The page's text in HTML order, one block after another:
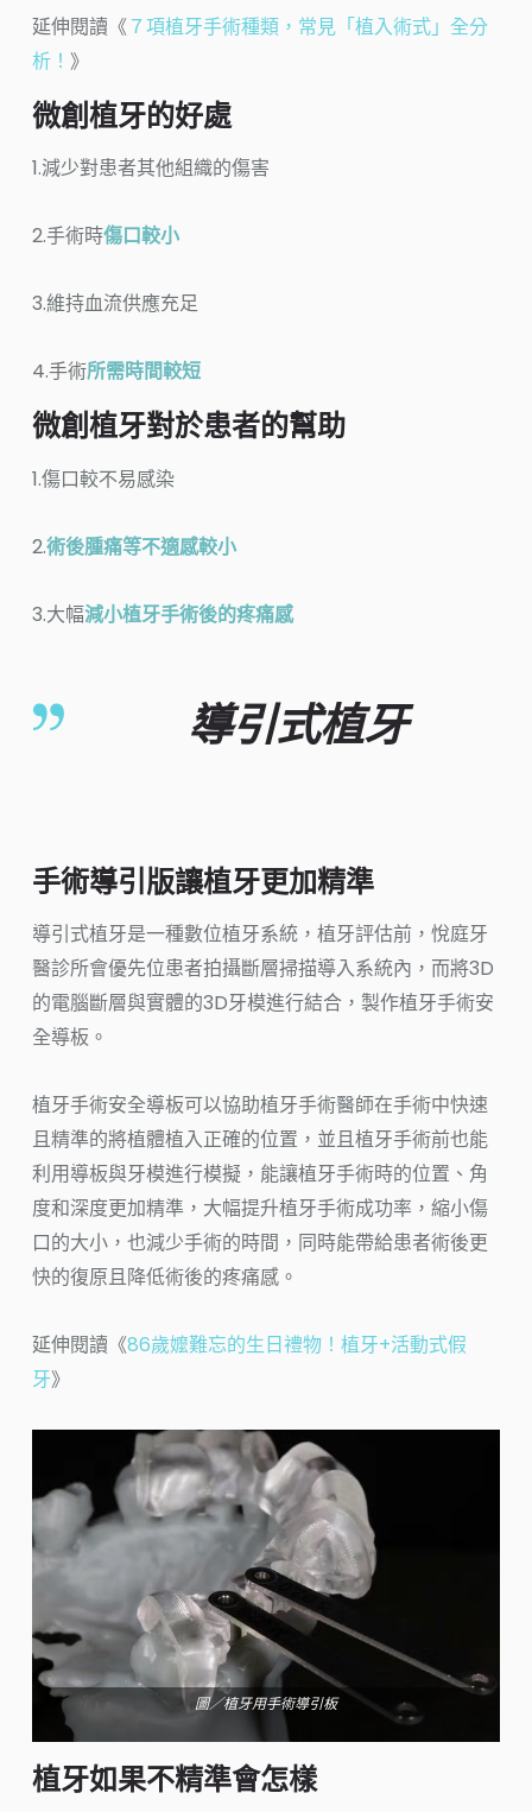
延伸閱讀《７項植牙手術種類，常見「植入術式」全分
析！ 》
微創植牙的好處
1.減少對患者其他組織的傷害
2.手術時傷口較小
3.維持血流供應充足
4.手術所需時間較短
微創植牙對於患者的幫助
1.傷口較不易感染
2.術後腫痛等不適感較小
3.大幅減小植牙手術後的疼痛感
導引式植牙
手術導引版讓植牙更加精準
導引式植牙是一種數位植牙系統，植牙評估前，悅庭牙
醫診所會優先位患者拍攝斷層掃描導入系統內，而將3D
的電腦斷層與實體的3D牙模進行結合，製作植牙手術安
全導板。
植牙手術安全導板可以協助植牙手術醫師在手術中快速
且精準的將植體植入正確的位置，並且植牙手術前也能
利用導板與牙模進行模擬，能讓植牙手術時的位置、角
度和深度更加精準，大幅提升植牙手術成功率，縮小傷
口的大小，也減少手術的時間，同時能帶給患者術後更
快的復原且降低術後的疼痛感。
延伸閱讀《86歲嬤難忘的生日禮物！植牙+活動式假
牙》
圖／植牙用手術導引板
植牙如果不精準會怎樣